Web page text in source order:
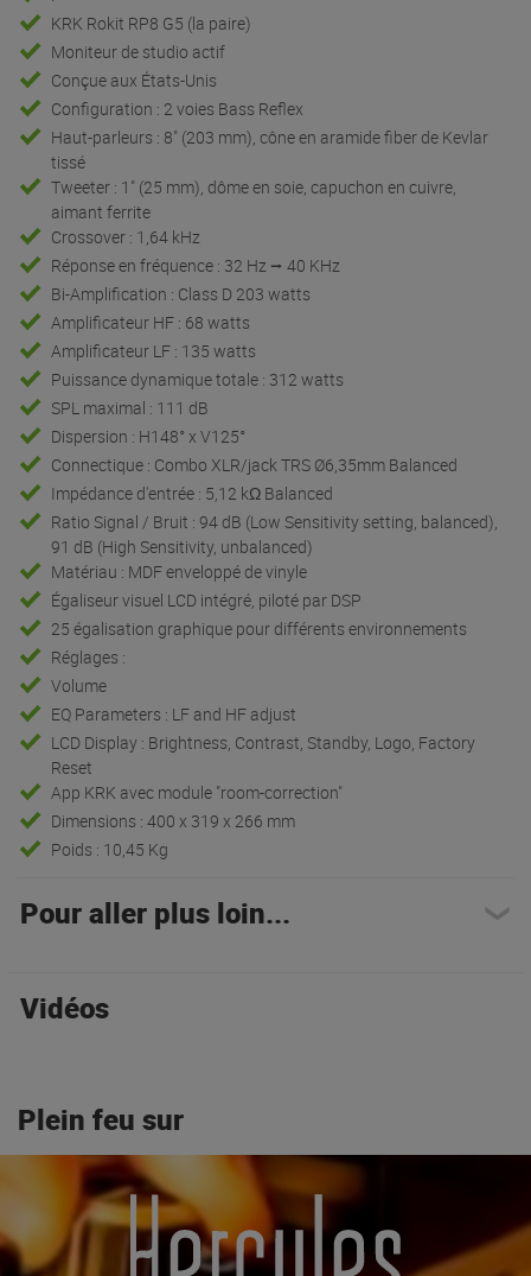
KRK Rokit RP8 G5 (la paire)
Moniteur de studio actif
Conçue aux États-Unis
Configuration : 2 voies Bass Reflex
Haut-parleurs : 8" (203 mm), cône en aramide fiber de Kevlar
tissé
Tweeter : 1" (25 mm), dôme en soie, capuchon en cuivre,
aimant ferrite
Crossover : 1,64 kHz
Réponse en fréquence : 32 Hz ⭢ 40 KHz
Bi-Amplification : Class D 203 watts
Amplificateur HF : 68 watts
Amplificateur LF : 135 watts
Puissance dynamique totale : 312 watts
SPL maximal : 111 dB
Dispersion : H148° x V125°
Connectique : Combo XLR/jack TRS Ø6,35mm Balanced
Impédance d'entrée : 5,12 kΩ Balanced
Ratio Signal / Bruit : 94 dB (Low Sensitivity setting, balanced),
91 dB (High Sensitivity, unbalanced)
Matériau : MDF enveloppé de vinyle
Égaliseur visuel LCD intégré, piloté par DSP
25 égalisation graphique pour différents environnements
Réglages :
Volume
EQ Parameters : LF and HF adjust
LCD Display : Brightness, Contrast, Standby, Logo, Factory
Reset
App KRK avec module "room-correction"
Dimensions : 400 x 319 x 266 mm
Poids : 10,45 Kg
Pour aller plus loin...
Vidéos
Plein feu sur